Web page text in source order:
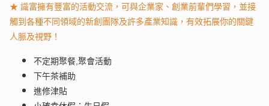
★ 識富擁有豐富的活動交流，可與企業家、創業前輩們學習，並接
觸到各種不同領域的新創團隊及許多產業知識，有效拓展你的關鍵
人脈及視野！
不定期聚餐,聚會活動
下午茶補助
進修津貼